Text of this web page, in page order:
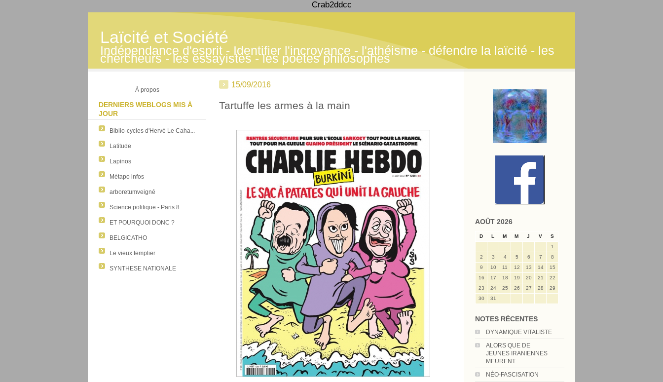
Crab2ddcc
Laïcité et Société
Indépendance d'esprit - Identifier l'incroyance - l'athéisme - défendre la laïcité - les
chercheurs - les essayistes - les poètes philosophes
À propos
DERNIERS WEBLOGS MIS À
JOUR
Biblio-cycles d'Hervé Le Caha...
Latitude
Lapinos
Métapo infos
arboretumveigné
Science politique - Paris 8
ET POURQUOI DONC ?
BELGICATHO
Le vieux templier
SYNTHESE NATIONALE
AOÛT 2026
D L M M J V
S
1
2
3 4 5 6 7
8
9
10 11 12 13 14
15
16
17 18 19 20 21
22
23
24 25 26 27 28
29
30
31
NOTES RÉCENTES
DYNAMIQUE VITALISTE
ALORS QUE DE
JEUNES IRANIENNES
MEURENT
NÉO-FASCISATION
15/09/2016
Tartuffe les armes à la main